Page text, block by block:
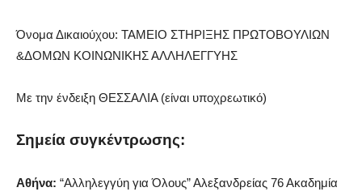
Όνομα Δικαιούχου: ΤΑΜΕΙΟ ΣΤΗΡΙΞΗΣ ΠΡΩΤΟΒΟΥΛΙΩΝ
&ΔΟΜΩΝ ΚΟΙΝΩΝΙΚΗΣ ΑΛΛΗΛΕΓΓΥΗΣ
Με την ένδειξη ΘΕΣΣΑΛΙΑ (είναι υποχρεωτικό)
Σημεία συγκέντρωσης:
Αθήνα: “Αλληλεγγύη για Όλους” Αλεξανδρείας 76 Ακαδημία